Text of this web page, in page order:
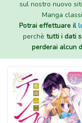
sul nostro nuovo
Manga
Potrai effettuare il
perchè tutti i dati
perderai alcun